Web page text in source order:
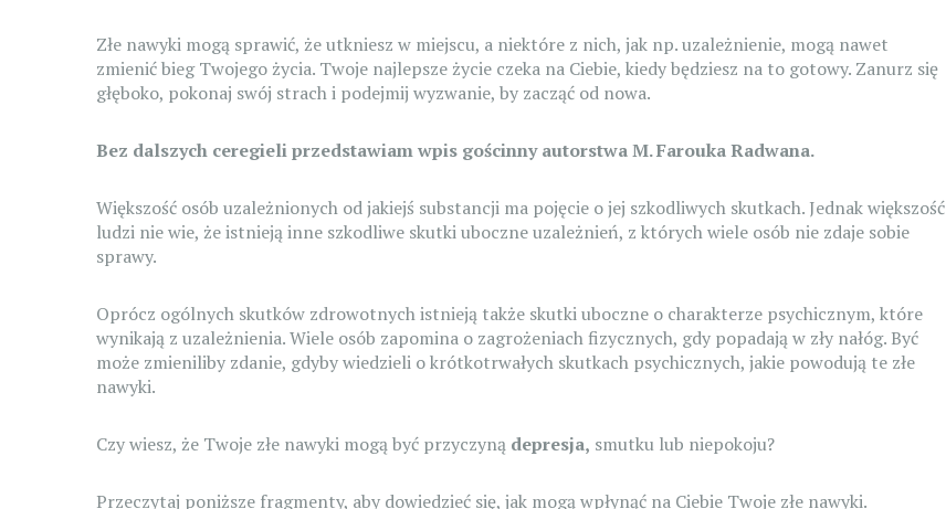
Złe nawyki mogą sprawić, że utkniesz w miejscu, a niektóre z nich, jak np. uzależnienie, mogą nawet
zmienić bieg Twojego życia. Twoje najlepsze życie czeka na Ciebie, kiedy będziesz na to gotowy. Zanurz się
głęboko, pokonaj swój strach i podejmij wyzwanie, by zacząć od nowa.
Bez dalszych ceregieli przedstawiam wpis gościnny autorstwa M. Farouka Radwana.
Większość osób uzależnionych od jakiejś substancji ma pojęcie o jej szkodliwych skutkach. Jednak większość
ludzi nie wie, że istnieją inne szkodliwe skutki uboczne uzależnień, z których wiele osób nie zdaje sobie
sprawy.
Oprócz ogólnych skutków zdrowotnych istnieją także skutki uboczne o charakterze psychicznym, które
wynikają z uzależnienia. Wiele osób zapomina o zagrożeniach fizycznych, gdy popadają w zły nałóg. Być
może zmieniliby zdanie, gdyby wiedzieli o krótkotrwałych skutkach psychicznych, jakie powodują te złe
nawyki.
Czy wiesz, że Twoje złe nawyki mogą być przyczyną depresja, smutku lub niepokoju?
Przeczytaj poniższe fragmenty, aby dowiedzieć się, jak mogą wpłynąć na Ciebie Twoje złe nawyki.